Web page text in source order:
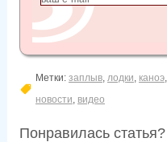
Метки: заплыв, лодки каноэ,
новости видео
Понравилась